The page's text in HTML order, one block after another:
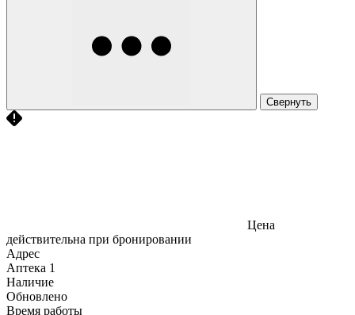
Свернуть
Цена
действительна при бронировании
Адрес
Аптека 1
Наличие
Обновлено
Время работы